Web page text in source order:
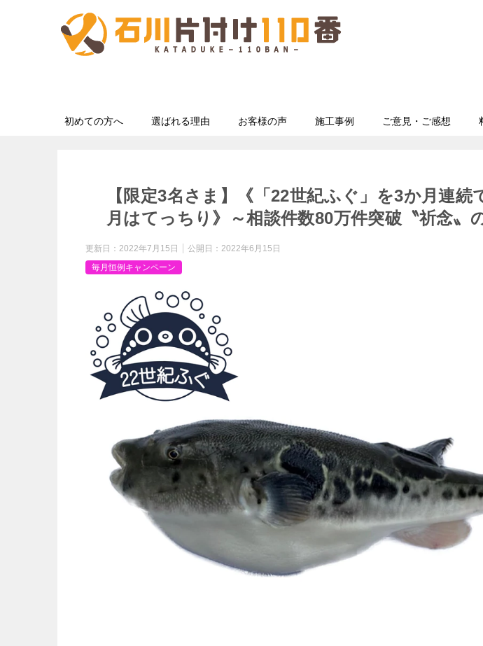
初めての方へ 選ばれる理由 お客様の声 施工事例 ご意見・ご感想
【限定3名さま】《「22世紀ふぐ」を3か月連
⽉はてっちり》～相談件数80万件突破〝祈念〟
更新日： 2022年7月15日 公開日： 2022年6月15日
毎月恒例キャンペーン